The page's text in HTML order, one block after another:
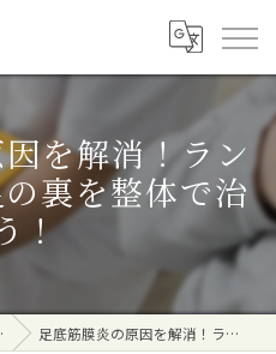
を解消！ラン
裏を整体で治
！
足底筋膜炎の原因を解消！ランニングで痛む足の裏を整体で治そう！